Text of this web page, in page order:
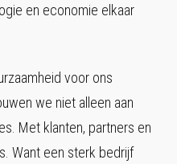
en economie elkaar
voor ons
we niet alleen aan
Met klanten, partners en
Want een sterk bedrijf